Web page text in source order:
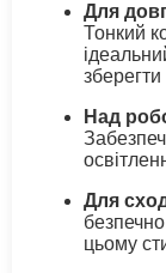
Для
Тонкий
зберегти
Над
Для
цьому